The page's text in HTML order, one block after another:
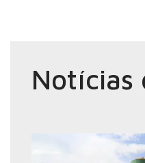
Notícias